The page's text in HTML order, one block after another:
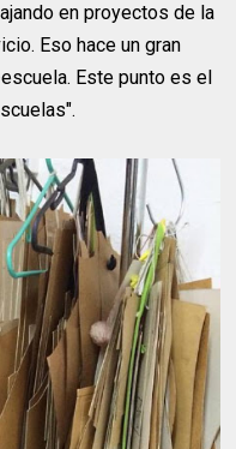
en proyectos de la
Eso hace un gran
Este punto es el